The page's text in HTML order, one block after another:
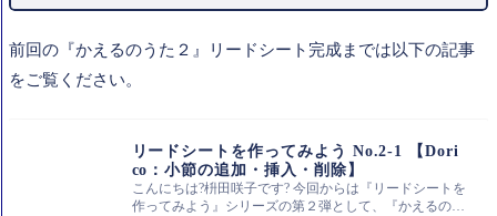
前回の『かえるのうた２』リードシート完成までは以下の記事
をご覧ください。
リードシートを作ってみよう No.2-1 【Dori
co：小節の追加・挿入・削除】
こんにちは?枡田咲子です? 今回からは『リードシートを
作ってみよう』シリーズの第２弾として、『かえるのう